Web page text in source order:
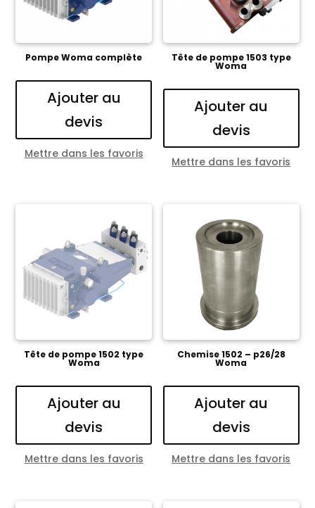
Pompe Woma complète
Ajouter au
devis
Mettre dans les favoris
Tête de pompe 1503 type
Woma
Ajouter au
devis
Mettre dans les favoris
Tête de pompe 1502 type
Woma
Ajouter au
devis
Mettre dans les favoris
Chemise 1502 – p26/28
Woma
Ajouter au
devis
Mettre dans les favoris